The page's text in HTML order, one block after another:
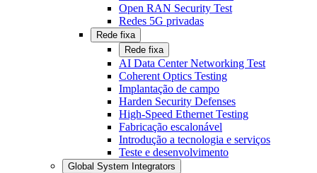
Open RAN Security Test
Redes 5G privadas
Rede fixa
Rede fixa
AI Data Center Networking Test
Coherent Optics Testing
Implantação de campo
Harden Security Defenses
High-Speed Ethernet Testing
Fabricação escalonável
Introdução a tecnologia e serviços
Teste e desenvolvimento
Global System Integrators